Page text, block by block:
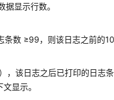
显示行数。
数 ≥99，则该日志之前的
，该日志之后已打印的日志
显示。